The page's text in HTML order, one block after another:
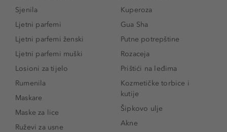
Sjenila
Ljetni parfemi
Ljetni parfemi ženski
Ljetni parfemi muški
Losioni za tijelo
Rumenila
Maskare
Maske za lice
Ruževi za usne
Kuperoza
Gua Sha
Putne potrepštine
Rozaceja
Prištići na leđima
Kozmetičke torbice i
kutije
Šipkovo ulje
Akne